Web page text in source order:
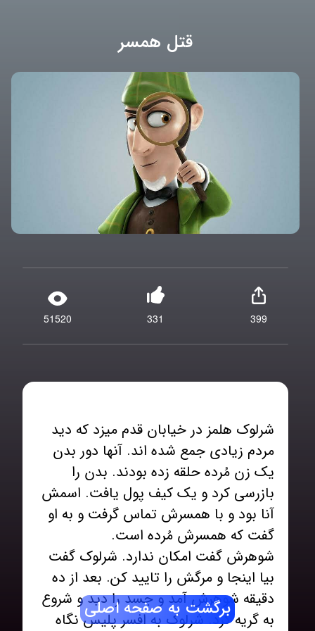
قتل همسر
51520 331 399
شرلوک هلمز در خیابان قدم میزد که دید
مردم زیادی جمع شده اند. آنها دور بدن
یک زن مُرده حلقه زده بودند. بدن را
بازرسی کرد و یک کیف پول یافت. اسمش
آنا بود و با همسرش تماس گرفت و به او
شوهرش گفت امکان ندارد. شرلوک گفت
بیا اینجا و مرگش را تایید کن. بعد از ده
دقیقه شوهرش آمد و جسد را دید و شروع
به گریه کرد. شرلوک به افسر پلیس نگاه
برگشت به صفحه اصلی